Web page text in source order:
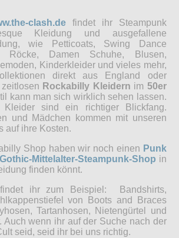
clash.de findet ihr Steampunk
Kleidung und ausgefallene
wie Petticoats, Swing Dance
Röcke, Damen Schuhe, Blusen,
Kinderkleider und vieles mehr,
direkt aus England oder
Rockabilly Kleidern im 50er
kann man sich wirklich sehen lassen.
Kleider sind ein richtiger Blickfang.
und Mädchen kommen mit unseren
auf ihre Kosten.
Shop haben wir noch einen Punk
Gothic-Mittelalter-Steampunk-Shop in
finden könnt.
ihr zum Beispiel: Bandshirts,
von Boots and Braces
Tartanhosen, Nietengürtel und
Auch wenn ihr auf der Suche nach der
seid, seid ihr bei uns richtig.